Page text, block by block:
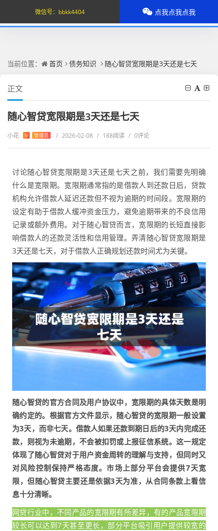
当前位置： 首页 债务知识 随心智贷宽限期是3天还是七天
正文
随心智贷宽限期是3天还是七天
小花 V 管理员 / 2026-02-08 / 188阅读 / 0评论
讨论随心智贷宽限期是3天还是七天之前，我们需要先明确
什么是宽限期。宽限期通常指的是借款人到还款日后，贷款
机构允许借款人延迟还款但不视为逾期的时间段。宽限期的
设定有助于借款人缓冲资金压力，避免逾期带来的不良信用
记录或额外费用。对于随心智贷而言，宽限期的长短直接影
响借款人的还款灵活性和信用管理。弄清随心智贷宽限期是
3天还是七天，对于借款人正确规划还款时间尤为关键。
随心智贷的官方合同及用户协议中，宽限期的具体天数是明
确约定的。根据官方文件显示，随心智贷的宽限期一般设置
为3天，而非七天。借款人如果还款到期日后的3天内完成还
款，则视为未逾期，不会被扣罚或上报征信系统。这一规定
体现了随心智贷对于用户资金周转的理解与支持，但同时又
对风险控制保持严格态度。市场上部分平台会提供7天宽
限，但随心智贷主要还是依据3天为准，从合同条款上看信
息十分清晰。
网贷行业中，不同产品的宽限期有所差异，有的产品宽限期
较长可以达到7天甚至更长，部分平台吸引用户提供较宽的
微信号： bbkk4404 点我点我点我